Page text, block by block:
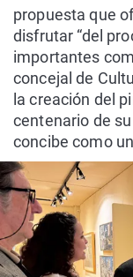
propuesta que
disfrutar “del
importantes
concejal de
la creación del
centenario de
concibe como